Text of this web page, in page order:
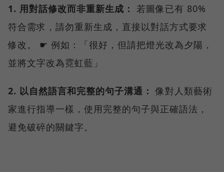
1. 用對話修改而非重新生成：
若圖像已有 80%
符合需求，請勿重新生成，直接以對話方式要求
修改。 ☛ 例如：「很好，但請把燈光改為夕陽，
並將文字改為霓虹藍」
2. 以自然語言和完整的句子溝通： 像對人類藝術
家進行指導一樣，使用完整的句子與正確語法，
避免破碎的關鍵字。